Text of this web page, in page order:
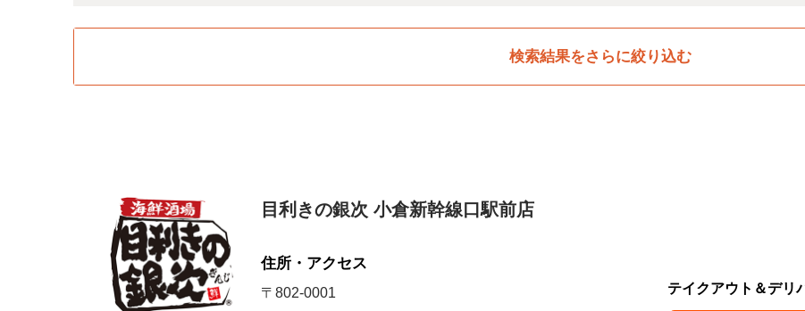
検索結果をさらに絞り込む
目利きの銀次 小倉新幹線口駅前店
住所・アクセス
〒802-0001
テイクアウト＆デリ